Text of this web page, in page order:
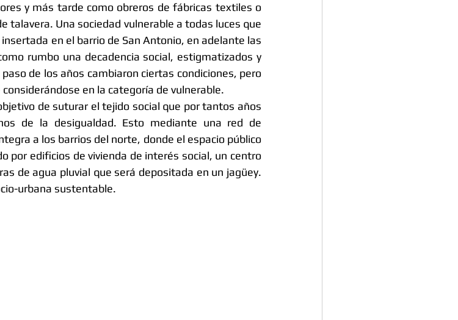
y más tarde como obreros de fábricas textiles o
talavera. Una sociedad vulnerable a todas luces que
en el barrio de San Antonio, en adelante las
rumbo una decadencia social, estigmatizados y
de los años cambiaron ciertas condiciones, pero
en la categoría de vulnerable.
de suturar el tejido social que por tantos años
de la desigualdad. Esto mediante una red de
a los barrios del norte, donde el espacio público
por edificios de vivienda de interés social, un centro
de agua pluvial que será depositada en un jagüey.
urbana sustentable.